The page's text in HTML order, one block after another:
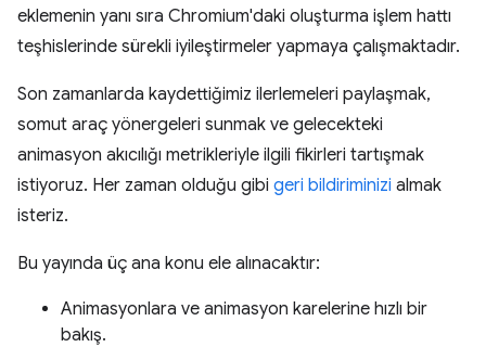
eklemenin yanı sıra Chromium'daki oluşturma işlem hattı
teşhislerinde sürekli iyileştirmeler yapmaya çalışmaktadır.
Son zamanlarda kaydettiğimiz ilerlemeleri paylaşmak,
somut araç yönergeleri sunmak ve gelecekteki
animasyon akıcılığı metrikleriyle ilgili fikirleri tartışmak
istiyoruz. Her zaman olduğu gibi geri bildiriminizi almak
isteriz.
Bu yayında üç ana konu ele alınacaktır:
Animasyonlara ve animasyon karelerine hızlı bir
bakış.